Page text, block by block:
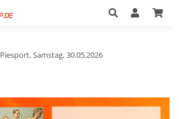
Piesport, Samstag, 30.05.2026